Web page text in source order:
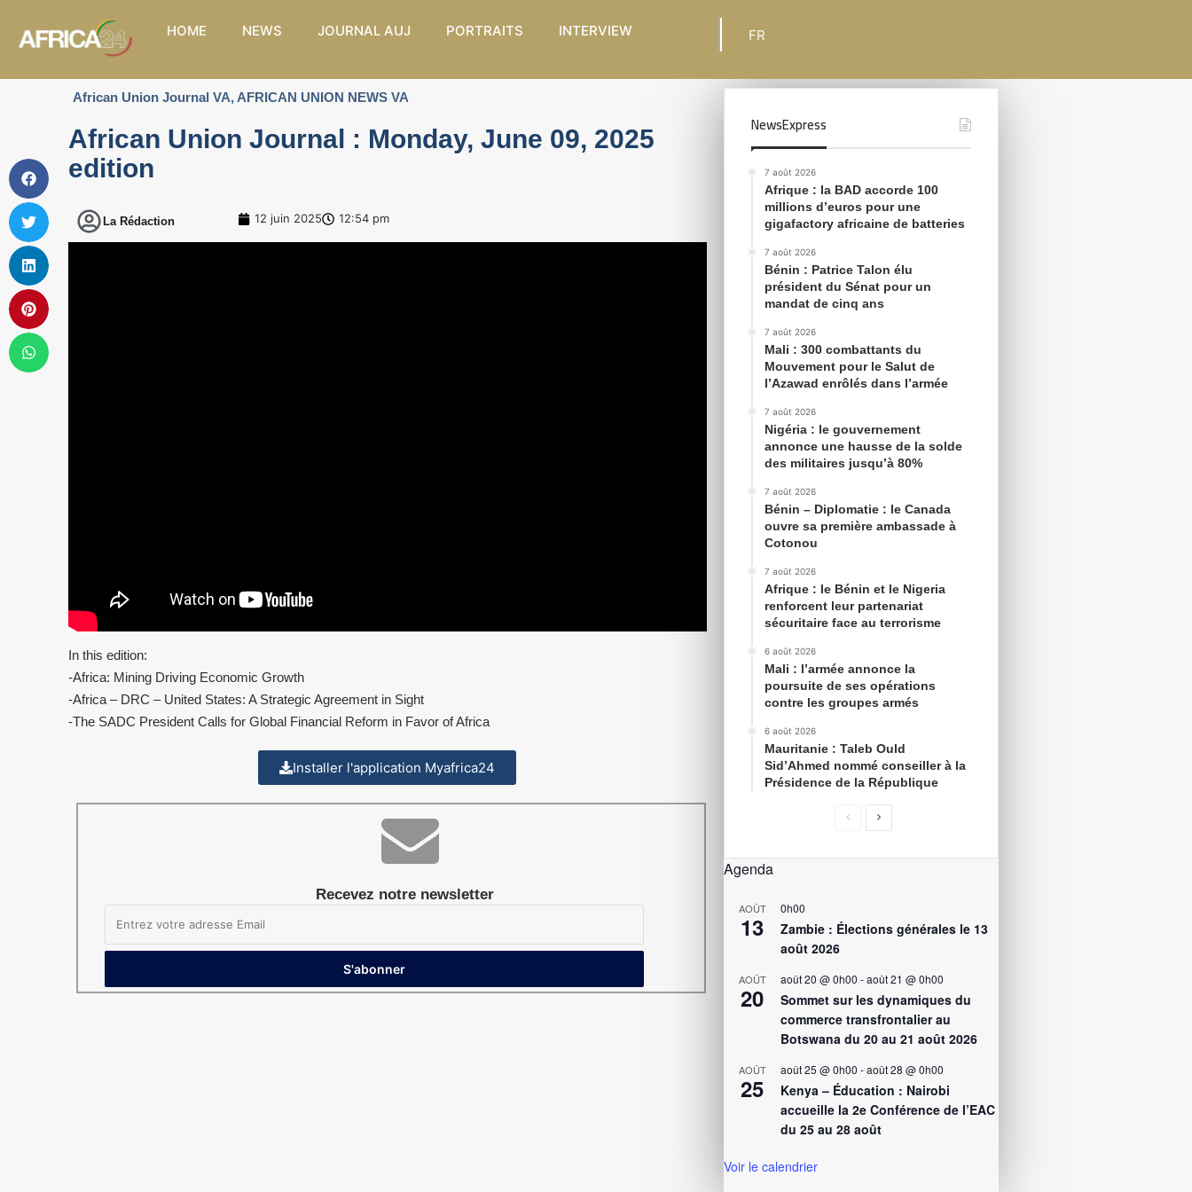
HOME NEWS JOURNAL AUJ PORTRAITS INTERVIEW FR
African Union Journal VA,AFRICAN UNION NEWS VA
African Union Journal : Monday, June 09, 2025
edition
La Rédaction 12 juin 2025 12:54 pm
In this edition:
-Africa: Mining Driving Economic Growth
-Africa – DRC – United States: A Strategic Agreement in Sight
-The SADC President Calls for Global Financial Reform in Favor of Africa
Installer l'application Myafrica24
Recevez notre newsletter
NewsExpress
7 août 2026
Afrique : la BAD accorde 100
millions d’euros pour une
gigafactory africaine de batteries
7 août 2026
Bénin : Patrice Talon élu
président du Sénat pour un
mandat de cinq ans
7 août 2026
Mali : 300 combattants du
Mouvement pour le Salut de
l’Azawad enrôlés dans l’armée
7 août 2026
Nigéria : le gouvernement
annonce une hausse de la solde
des militaires jusqu’à 80%
7 août 2026
Bénin – Diplomatie : le Canada
ouvre sa première ambassade à
Cotonou
7 août 2026
Afrique : le Bénin et le Nigeria
renforcent leur partenariat
sécuritaire face au terrorisme
6 août 2026
Mali : l’armée annonce la
poursuite de ses opérations
contre les groupes armés
6 août 2026
Mauritanie : Taleb Ould
Sid’Ahmed nommé conseiller à la
Présidence de la République
Agenda
AOÛT
13
0h00
Zambie : Élections générales le 13
août 2026
AOÛT
20
août 20 @ 0h00 -août 21 @ 0h00
Sommet sur les dynamiques du
commerce transfrontalier au
Botswana du 20 au 21 août 2026
AOÛT
25
août 25 @ 0h00 -août 28 @ 0h00
Kenya – Éducation : Nairobi
accueille la 2e Conférence de l’EAC
du 25 au 28 août
Voir le calendrier